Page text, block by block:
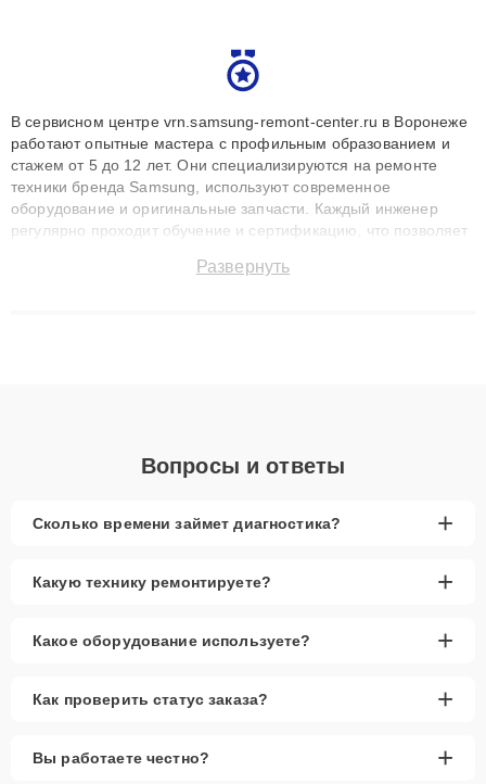
В сервисном центре vrn.samsung-remont-center.ru в Воронеже
работают опытные мастера с профильным образованием и
стажем от 5 до 12 лет. Они специализируются на ремонте
техники бренда Samsung, используют современное
оборудование и оригинальные запчасти. Каждый инженер
регулярно проходит обучение и сертификацию, что позволяет
технику с сохранением гарантии до 3 лет. Наши мастера
Развернуть
Вопросы и ответы
Сколько времени займет диагностика? +
Какую технику ремонтируете? +
Какое оборудование используете? +
Как проверить статус заказа? +
Вы работаете честно? +